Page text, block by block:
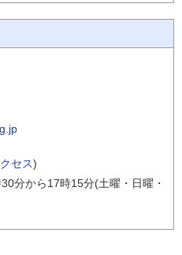
セス)
分から17時15分(土曜・日曜・